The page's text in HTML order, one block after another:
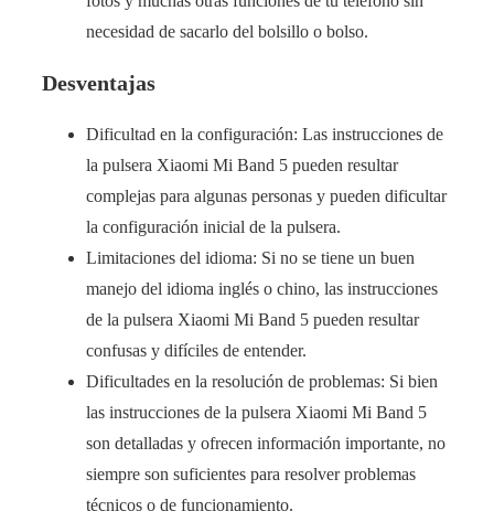
necesidad de sacarlo del bolsillo o bolso.
Desventajas
Dificultad en la configuración: Las instrucciones de
la pulsera Xiaomi Mi Band 5 pueden resultar
complejas para algunas personas y pueden dificultar
la configuración inicial de la pulsera.
Limitaciones del idioma: Si no se tiene un buen
manejo del idioma inglés o chino, las instrucciones
de la pulsera Xiaomi Mi Band 5 pueden resultar
confusas y difíciles de entender.
Dificultades en la resolución de problemas: Si bien
las instrucciones de la pulsera Xiaomi Mi Band 5
son detalladas y ofrecen información importante, no
siempre son suficientes para resolver problemas
técnicos o de funcionamiento.